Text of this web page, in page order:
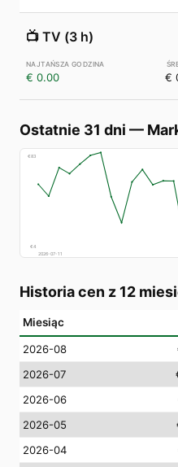
📺 TV (3 h)
€ 0.00 €
Ostatnie 31 dni —
€83
€4
2026-07-11
Historia cen z 12
Miesiąc
2026-08
2026-07
2026-06
2026-05
2026-04